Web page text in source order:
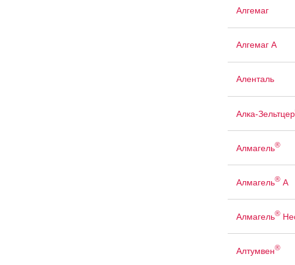
Алгемаг
Алгемаг А
Аленталь
Алка-Зельтцер
Алмагель®
Алмагель®А
Алмагель®
Алтумвен®